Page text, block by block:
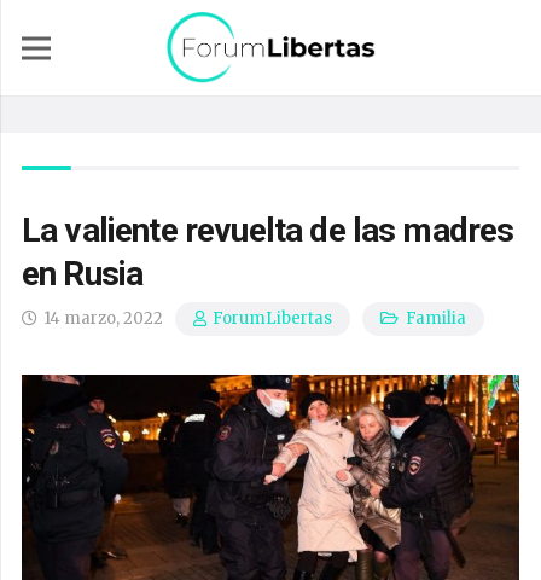
La valiente revuelta de las madres
en Rusia
14 marzo, 2022 ForumLibertas Familia